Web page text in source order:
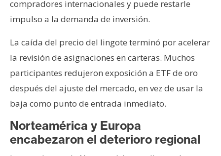
compradores internacionales y puede restarle
impulso a la demanda de inversión.
La caída del precio del lingote terminó por acelerar
la revisión de asignaciones en carteras. Muchos
participantes redujeron exposición a ETF de oro
después del ajuste del mercado, en vez de usar la
baja como punto de entrada inmediato.
Norteamérica y Europa
encabezaron el deterioro regional